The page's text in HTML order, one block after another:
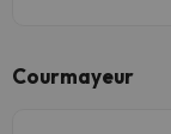
Courmayeur